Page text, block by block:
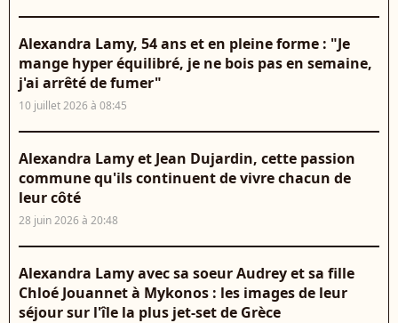
Alexandra Lamy, 54 ans et en pleine forme : "Je
mange hyper équilibré, je ne bois pas en semaine,
j'ai arrêté de fumer"
10 juillet 2026 à 08:45
Alexandra Lamy et Jean Dujardin, cette passion
commune qu'ils continuent de vivre chacun de
leur côté
28 juin 2026 à 20:48
Alexandra Lamy avec sa soeur Audrey et sa fille
Chloé Jouannet à Mykonos : les images de leur
séjour sur l'île la plus jet-set de Grèce